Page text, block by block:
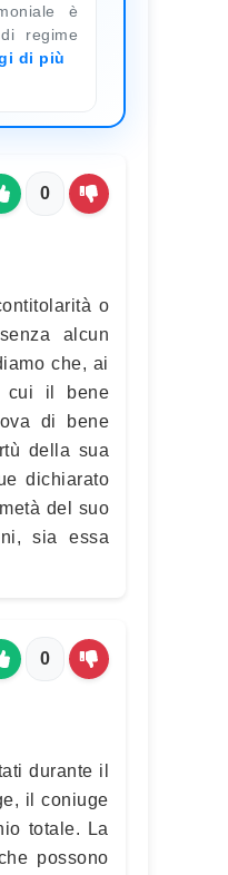
è
regime
di più
0
o
alcun
che, ai
cui il bene
di bene
della sua
dichiarato
del suo
sia essa
0
durante il
il coniuge
totale. La
possono